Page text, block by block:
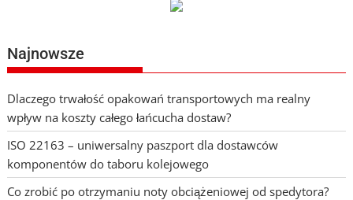
Najnowsze
Dlaczego trwałość opakowań transportowych ma realny
wpływ na koszty całego łańcucha dostaw?
ISO 22163 – uniwersalny paszport dla dostawców
komponentów do taboru kolejowego
Co zrobić po otrzymaniu noty obciążeniowej od spedytora?